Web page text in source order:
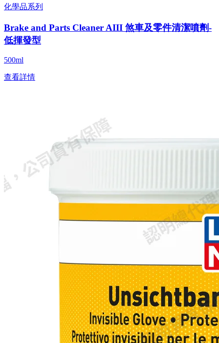
化學品系列
Brake and Parts Cleaner AIII 煞車及零件清潔噴劑-
低揮發型
500ml
查看詳情